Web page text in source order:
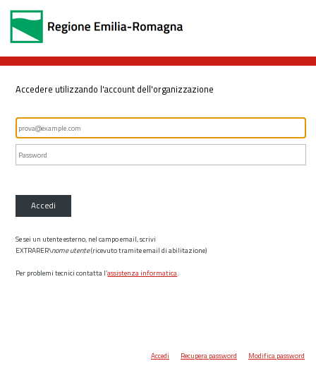
Accedere utilizzando l'account dell'organizzazione
Accedi
Se sei un utente esterno, nel campo email, scrivi
EXTRARER\nome utente(ricevuto tramite email di abilitazione)
Per problemi tecnici contatta l’assistenza informatica.
Accedi Recupera password Modifica password